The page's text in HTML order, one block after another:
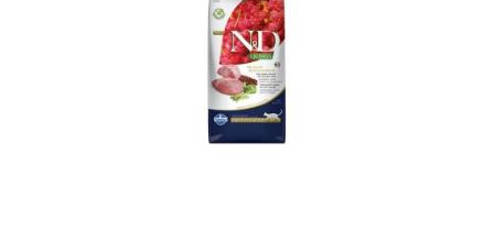
KRÁLÍCI/HLODAVCI/PTÁCI